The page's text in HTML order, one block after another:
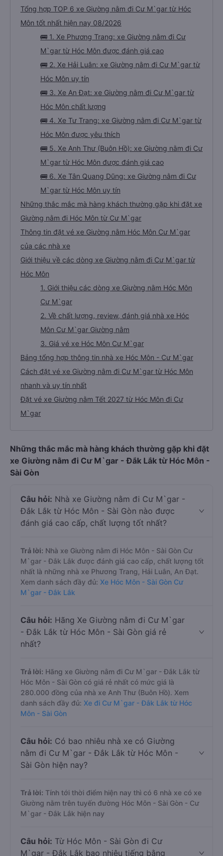
Tổng hợp TOP 6 xe Giường nằm đi Cư M`gar từ Hóc
Môn tốt nhất hiện nay 08/2026
🚌 1. Xe Phương Trang: xe Giường nằm đi Cư
M`gar từ Hóc Môn được đánh giá cao
🚌 2. Xe Hải Luân: xe Giường nằm đi Cư M`gar từ
Hóc Môn uy tín
🚌 3. Xe An Đạt: xe Giường nằm đi Cư M`gar từ
Hóc Môn chất lượng
🚌 4. Xe Tư Trang: xe Giường nằm đi Cư M`gar từ
Hóc Môn được yêu thích
🚌 5. Xe Anh Thư (Buôn Hồ): xe Giường nằm đi Cư
M`gar từ Hóc Môn được đánh giá cao
🚌 6. Xe Tân Quang Dũng: xe Giường nằm đi Cư
M`gar từ Hóc Môn uy tín
Những thắc mắc mà hàng khách thường gặp khi đặt xe
Giường nằm đi Hóc Môn từ Cư M`gar
Thông tin đặt vé xe Giường nằm Hóc Môn Cư M`gar
của các nhà xe
Giới thiệu về các dòng xe Giường nằm đi Cư M`gar từ
Hóc Môn
1. Giới thiệu các dòng xe Giường nằm Hóc Môn
Cư M`gar
2. Về chất lượng, review, đánh giá nhà xe Hóc
Môn Cư M`gar Giường nằm
3. Giá vé xe Hóc Môn Cư M`gar
Bảng tổng hợp thông tin nhà xe Hóc Môn - Cư M`gar
Cách đặt vé xe Giường nằm đi Cư M`gar từ Hóc Môn
nhanh và uy tín nhất
Đặt vé xe Giường nằm Tết 2027 từ Hóc Môn đi Cư
M`gar
Những thắc mắc mà hàng khách thường gặp khi đặt
xe Giường nằm đi Cư M`gar - Đắk Lắk từ Hóc Môn -
Sài Gòn
Câu hỏi: Nhà xe Giường nằm đi Cư M`gar -
Đắk Lắk từ Hóc Môn - Sài Gòn nào được
đánh giá cao cấp, chất lượng tốt nhất?
Trả lời: Nhà xe Giường nằm đi Hóc Môn - Sài Gòn Cư
M`gar - Đắk Lắk được đánh giá cao cấp, chất lượng tốt
nhất là những nhà xe Phương Trang, Hải Luân, An Đạt.
Xem danh sách đầy đủ: Xe Hóc Môn - Sài Gòn Cư
M`gar - Đắk Lắk
Câu hỏi: Hãng Xe Giường nằm đi Cư M`gar
- Đắk Lắk từ Hóc Môn - Sài Gòn giá rẻ
nhất?
Trả lời: Hãng xe Giường nằm đi Cư M`gar - Đắk Lắk từ
Hóc Môn - Sài Gòn có giá rẻ nhất có mức giá là
280.000 đồng của nhà xe Anh Thư (Buôn Hồ). Xem
danh sách đầy đủ: Xe đi Cư M`gar - Đắk Lắk từ Hóc
Môn - Sài Gòn
Câu hỏi: Có bao nhiêu nhà xe có Giường
nằm đi Cư M`gar - Đắk Lắk từ Hóc Môn -
Sài Gòn hiện nay?
Trả lời: Tính tới thời điểm hiện nay thì có 6 nhà xe có xe
Giường nằm trên tuyến đường Hóc Môn - Sài Gòn - Cư
M`gar - Đắk Lắk hiện nay
Câu hỏi: Từ Hóc Môn - Sài Gòn đi Cư
M`gar - Đắk Lắk bao nhiêu tiếng bằng